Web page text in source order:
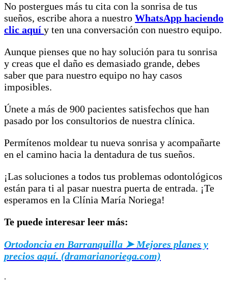
No postergues más tu cita con la sonrisa de tus
sueños, escribe ahora a nuestro WhatsApp haciendo
clic aquí y ten una conversación con nuestro equipo.
Aunque pienses que no hay solución para tu sonrisa
y creas que el daño es demasiado grande, debes
saber que para nuestro equipo no hay casos
imposibles.
Únete a más de 900 pacientes satisfechos que han
pasado por los consultorios de nuestra clínica.
Permítenos moldear tu nueva sonrisa y acompañarte
en el camino hacia la dentadura de tus sueños.
¡Las soluciones a todos tus problemas odontológicos
están para ti al pasar nuestra puerta de entrada. ¡Te
esperamos en la Clínia María Noriega!
Te puede interesar leer más:
Ortodoncia en Barranquilla ➤ Mejores planes y
precios aquí. (dramarianoriega.com)
.